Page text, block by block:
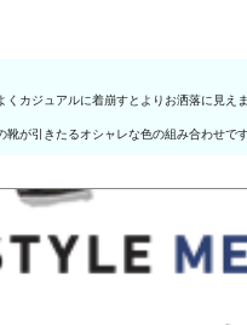
カジュアルに着崩すとよりお洒落に見
が引きたるオシャレな色の組み合わせです